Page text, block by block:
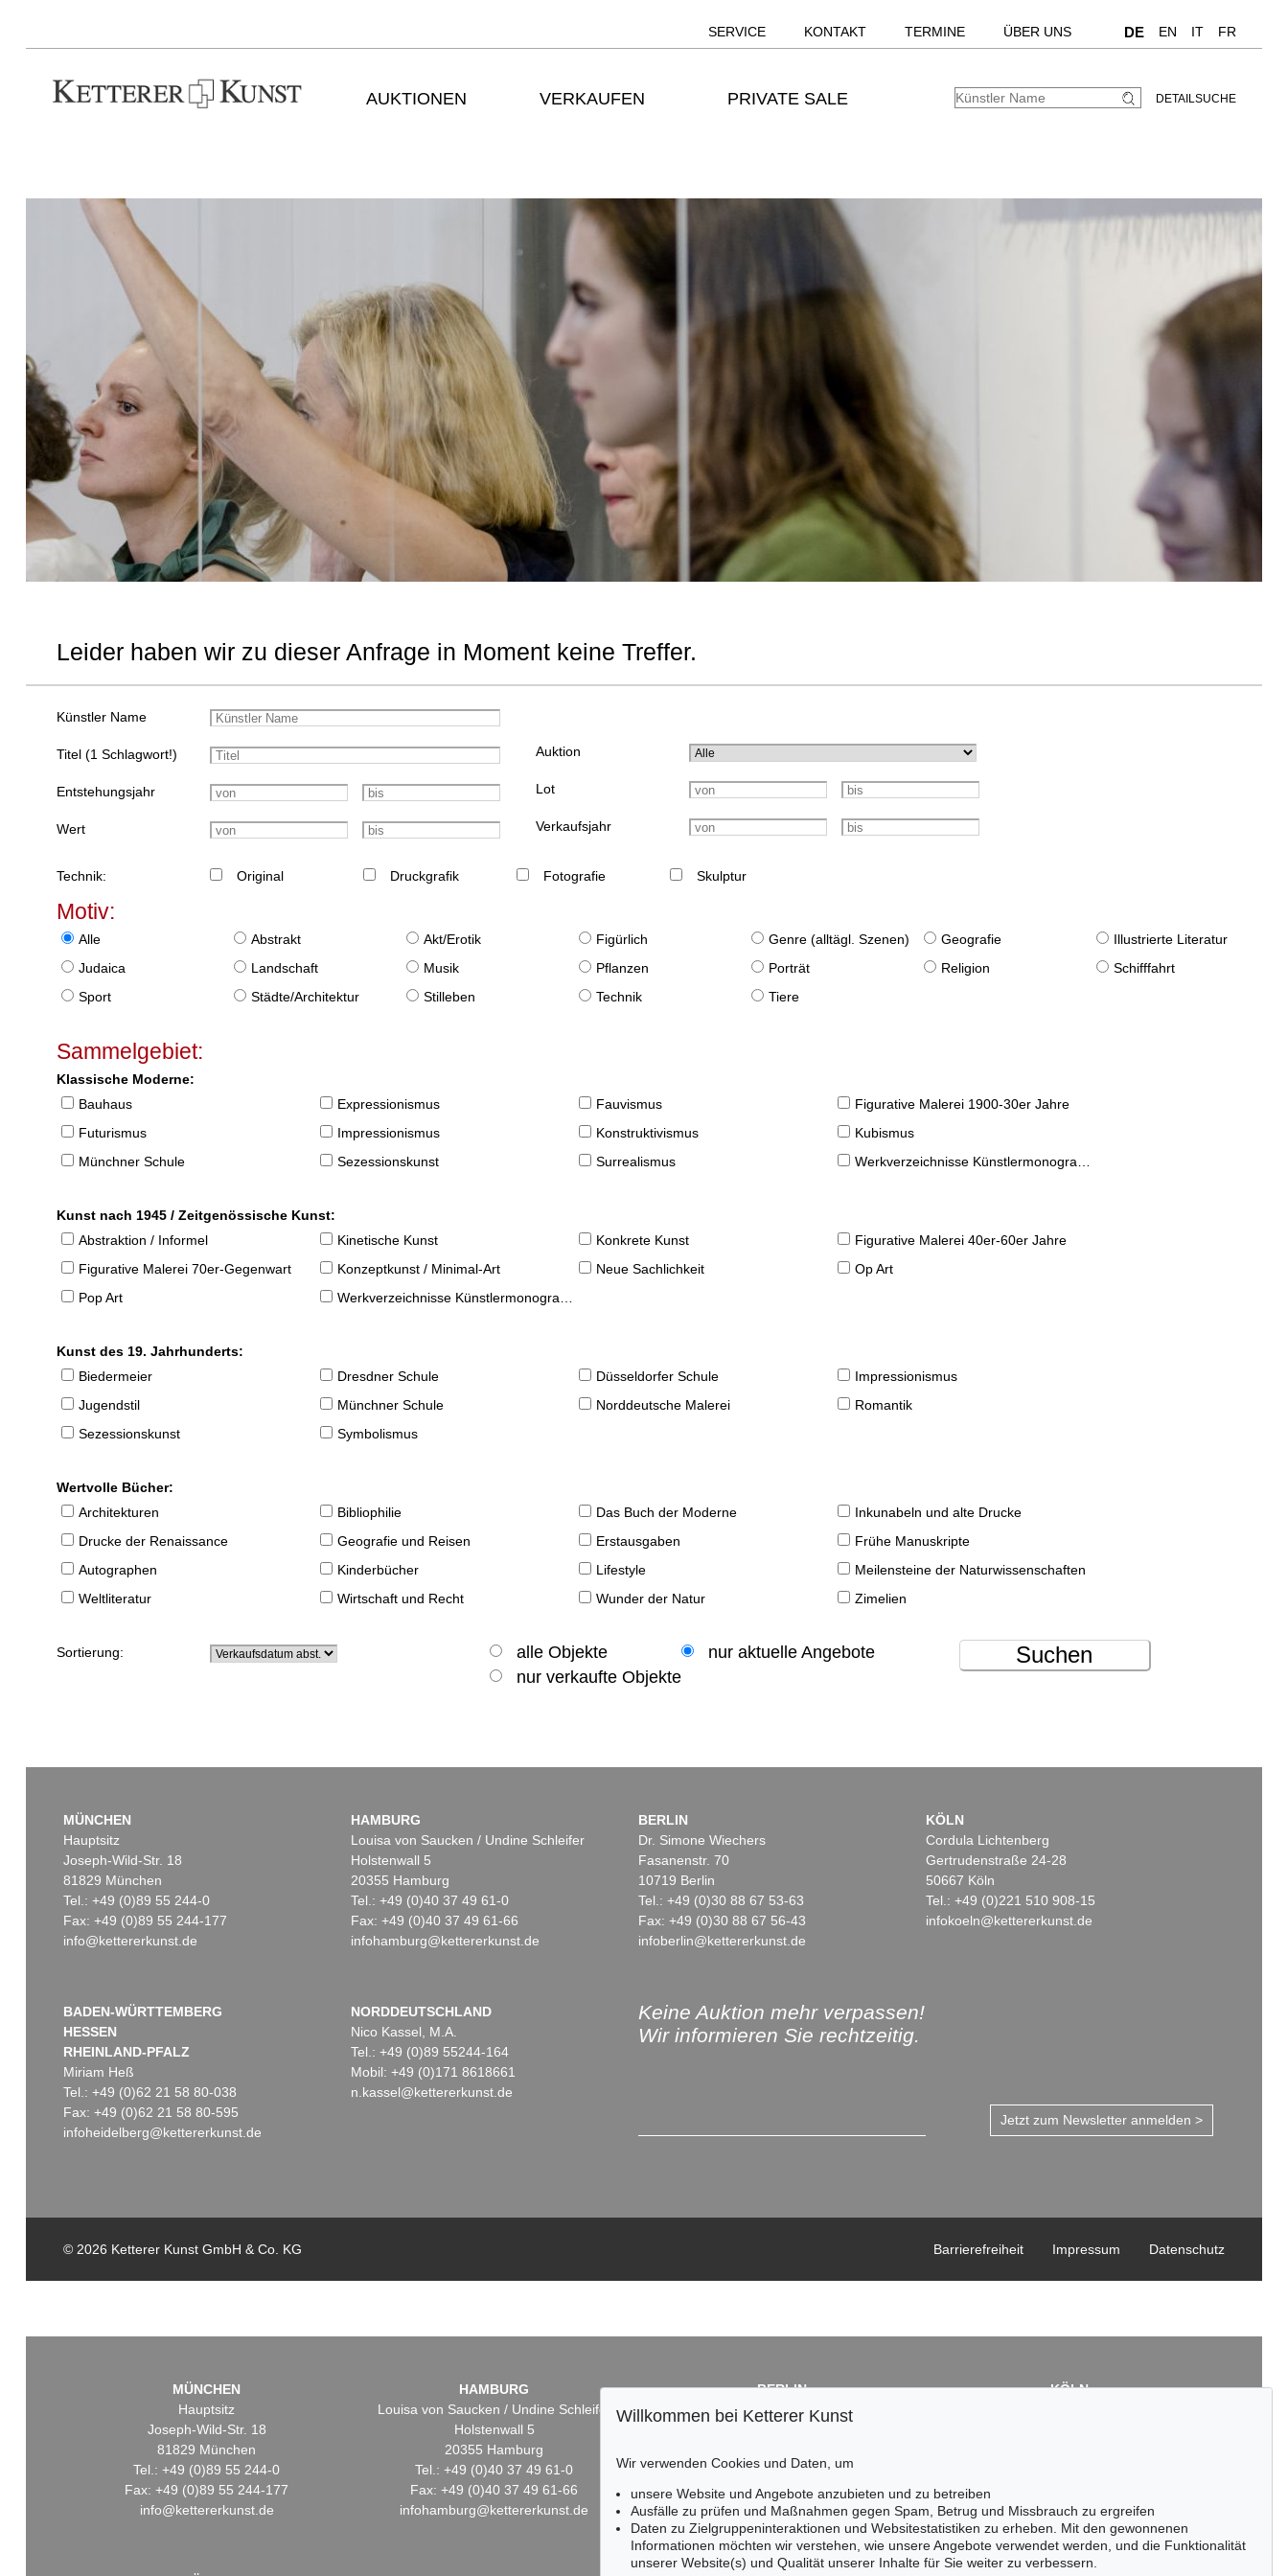
SERVICE KONTAKT TERMINE ÜBER UNS DE EN IT FR
AUKTIONEN VERKAUFEN PRIVATE SALE DETAILSUCHE
Leider haben wir zu dieser Anfrage in Moment keine Treffer.
Künstler Name
Titel (1 Schlagwort!)
Entstehungsjahr
Wert
Auktion
Lot
Verkaufsjahr
Technik: Original Druckgrafik Fotografie Skulptur
Motiv:
Alle Abstrakt Akt/Erotik Figürlich Genre (alltägl. Szenen) Geografie
Illustrierte Literatur
Judaica
Landschaft Musik Pflanzen Porträt Religion
Schifffahrt
Sport
Städte/Architektur Stilleben Technik Tiere
Sammelgebiet:
Klassische Moderne:
Bauhaus
Expressionismus Fauvismus
Figurative Malerei 1900-30er Jahre
Futurismus
Impressionismus Konstruktivismus
Kubismus
Münchner Schule
Sezessionskunst Surrealismus Werkverzeichnisse Künstlermonographien
Kunst nach 1945 / Zeitgenössische Kunst:
Abstraktion / Informel
Kinetische Kunst Konkrete Kunst
Figurative Malerei 40er-60er Jahre
Figurative Malerei 70er-Gegenwart
Konzeptkunst / Minimal-Art Neue Sachlichkeit
Op Art
Pop Art
Werkverzeichnisse Künstlermonographien
Kunst des 19. Jahrhunderts:
Biedermeier
Dresdner Schule Düsseldorfer Schule
Impressionismus
Jugendstil
Münchner Schule Norddeutsche Malerei
Romantik
Sezessionskunst
Symbolismus
Wertvolle Bücher:
Architekturen
Bibliophilie Das Buch der Moderne
Inkunabeln und alte Drucke
Drucke der Renaissance
Geografie und Reisen Erstausgaben
Frühe Manuskripte
Autographen
Kinderbücher Lifestyle
Meilensteine der Naturwissenschaften
Weltliteratur
Wirtschaft und Recht Wunder der Natur Zimelien
Sortierung: alle Objekte
nur aktuelle Angebote
nur verkaufte Objekte
Suchen
MÜNCHEN
Hauptsitz
Joseph-Wild-Str. 18
81829 München
Tel.: +49 (0)89 55 244-0
Fax: +49 (0)89 55 244-177
info@kettererkunst.de
HAMBURG
Louisa von Saucken / Undine Schleifer
Holstenwall 5
20355 Hamburg
Tel.: +49 (0)40 37 49 61-0
Fax: +49 (0)40 37 49 61-66
infohamburg@kettererkunst.de
BERLIN
Dr. Simone Wiechers
Fasanenstr. 70
10719 Berlin
Tel.: +49 (0)30 88 67 53-63
Fax: +49 (0)30 88 67 56-43
infoberlin@kettererkunst.de
KÖLN
Cordula Lichtenberg
Gertrudenstraße 24-28
50667 Köln
Tel.: +49 (0)221 510 908-15
infokoeln@kettererkunst.de
BADEN-WÜRTTEMBERG
HESSEN
RHEINLAND-PFALZ
Miriam Heß
Tel.: +49 (0)62 21 58 80-038
Fax: +49 (0)62 21 58 80-595
infoheidelberg@kettererkunst.de
NORDDEUTSCHLAND
Nico Kassel, M.A.
Tel.: +49 (0)89 55244-164
Mobil: +49 (0)171 8618661
n.kassel@kettererkunst.de
Keine Auktion mehr verpassen!
Wir informieren Sie rechtzeitig.
Jetzt zum Newsletter anmelden >
© 2026 Ketterer Kunst GmbH & Co. KG Datenschutz
Impressum
Barrierefreiheit
MÜNCHEN
Hauptsitz
Joseph-Wild-Str. 18
81829 München
Tel.: +49 (0)89 55 244-0
Fax: +49 (0)89 55 244-177
info@kettererkunst.de
HAMBURG
Louisa von Saucken / Undine Schleifer
Holstenwall 5
20355 Hamburg
Tel.: +49 (0)40 37 49 61-0
Fax: +49 (0)40 37 49 61-66
infohamburg@kettererkunst.de
BERLIN
Dr. Simone Wiechers
Tel.: +49 (0)30 88 67 53-63
Fax: +49 (0)30 88 67 56-43
infoberlin@kettererkunst.de
KÖLN
infokoeln@kettererkunst.de
Willkommen bei Ketterer Kunst
Wir verwenden Cookies und Daten, um
unsere Website und Angebote anzubieten und zu betreiben
Ausfälle zu prüfen und Maßnahmen gegen Spam, Betrug und Missbrauch zu ergreifen
Daten zu Zielgruppeninteraktionen und Websitestatistiken zu erheben. Mit den gewonnenen
Informationen möchten wir verstehen, wie unsere Angebote verwendet werden, und die Funktionalität
unserer Website(s) und Qualität unserer Inhalte für Sie weiter zu verbessern.